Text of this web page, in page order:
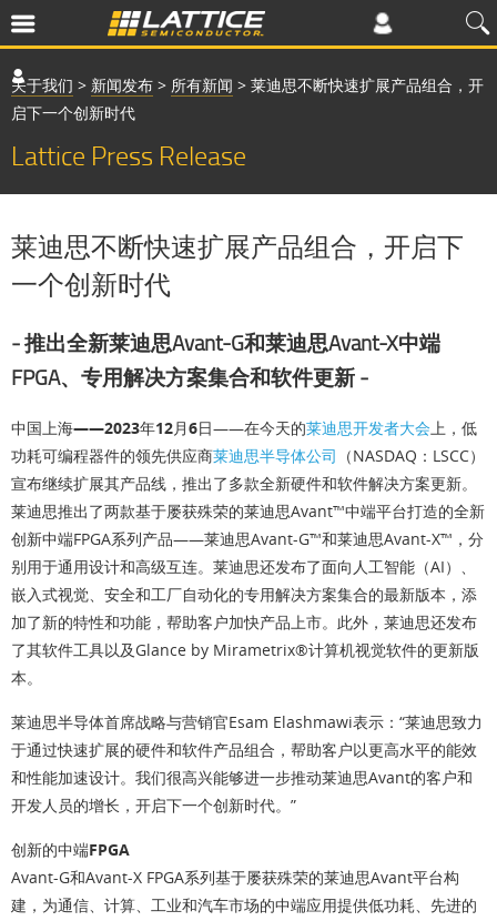
关于我们 > 新闻发布 > 所有新闻 > 莱迪思不断快速扩展产品组合，开
启下一个创新时代
Lattice Press Release
莱迪思不断快速扩展产品组合，开启下
一个创新时代
‒ 推出全新莱迪思Avant-G和莱迪思Avant-X中端
FPGA、专用解决方案集合和软件更新 ‒
中国上海——2023年12月6日——在今天的莱迪思开发者大会上，低
功耗可编程器件的领先供应商莱迪思半导体公司 （NASDAQ：LSCC）
宣布继续扩展其产品线，推出了多款全新硬件和软件解决方案更新。
莱迪思推出了两款基于屡获殊荣的莱迪思Avant™中端平台打造的全新
创新中端FPGA系列产品——莱迪思Avant-G™和莱迪思Avant-X™，分
别用于通用设计和高级互连。莱迪思还发布了面向人工智能（AI）、
嵌入式视觉、安全和工厂自动化的专用解决方案集合的最新版本，添
加了新的特性和功能，帮助客户加快产品上市。此外，莱迪思还发布
了其软件工具以及Glance by Mirametrix®计算机视觉软件的更新版
本。
莱迪思半导体首席战略与营销官Esam Elashmawi表示：“莱迪思致力
于通过快速扩展的硬件和软件产品组合，帮助客户以更高水平的能效
和性能加速设计。我们很高兴能够进一步推动莱迪思Avant的客户和
开发人员的增长，开启下一个创新时代。”
创新的中端FPGA
Avant-G和Avant-X FPGA系列基于屡获殊荣的莱迪思Avant平台构
建，为通信、计算、工业和汽车市场的中端应用提供低功耗、先进的